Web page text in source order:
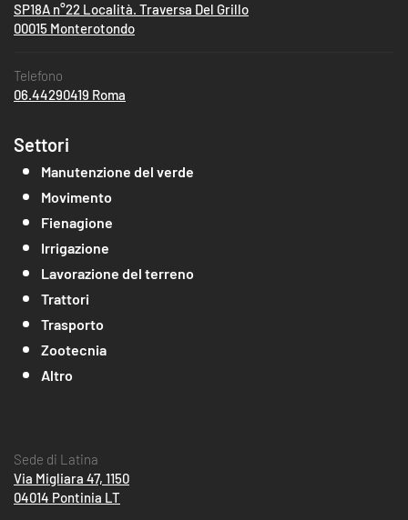
SP18A n°22 Località. Traversa Del Grillo
00015 Monterotondo
Telefono
06.44290419 Roma
Settori
Manutenzione del verde
Movimento
Fienagione
Irrigazione
Lavorazione del terreno
Trattori
Trasporto
Zootecnia
Altro
Sede di Latina
Via Migliara 47, 1150
04014 Pontinia LT